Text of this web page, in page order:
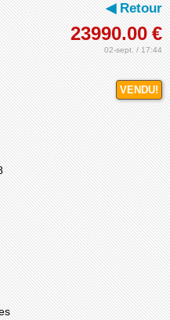
◀ Retour
23990.00 €
02-sept. / 17:44
VENDU!